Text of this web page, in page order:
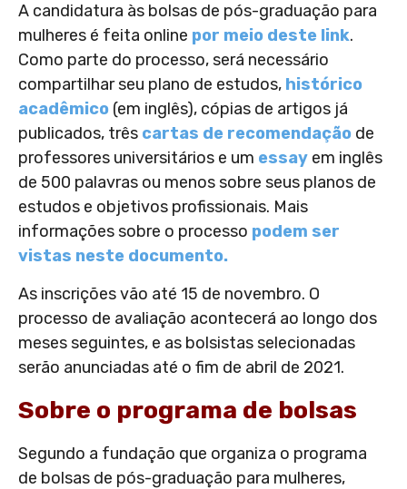
A candidatura às bolsas de pós-graduação para
mulheres é feita online por meio deste link.
Como parte do processo, será necessário
compartilhar seu plano de estudos, histórico
acadêmico (em inglês), cópias de artigos já
publicados, três cartas de recomendação de
professores universitários e um essay em inglês
de 500 palavras ou menos sobre seus planos de
estudos e objetivos profissionais. Mais
informações sobre o processo podem ser
vistas neste documento.
As inscrições vão até 15 de novembro. O
processo de avaliação acontecerá ao longo dos
meses seguintes, e as bolsistas selecionadas
serão anunciadas até o fim de abril de 2021.
Sobre o programa de bolsas
Segundo a fundação que organiza o programa
de bolsas de pós-graduação para mulheres,